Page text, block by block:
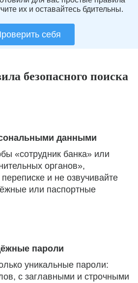
их и оставайтесь бдительны.
себя
безопасного поиска
данными
«сотрудник банка» или
органов»,
и не озвучивайте
или паспортные
пароли
уникальные пароли:
с заглавными и строчными